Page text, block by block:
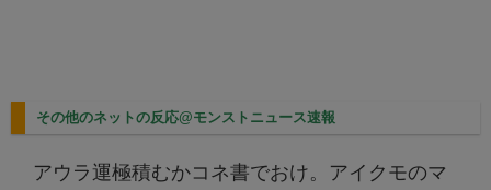
その他のネットの反応@モンストニュース速報
アウラ運極積むかコネ書でおけ。アイクモのマ